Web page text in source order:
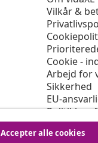
Accepter alle cookies